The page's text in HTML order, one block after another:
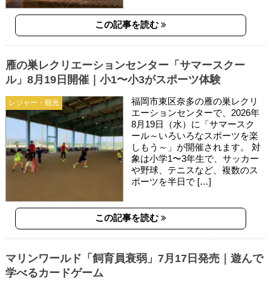
この記事を読む
レジャー・観光
雁の巣レクリエーションセンター「サマースクー
ル」8月19日開催｜小1〜小3がスポーツ体験
福岡市東区奈多の雁の巣レクリ
エーションセンターで、2026年
8月19日（水）に「サマースク
ール～いろいろなスポーツを楽
しもう～」が開催されます。 対
象は小学1〜3年生で、サッカー
や野球、テニスなど、複数のス
ポーツを半日で […]
この記事を読む
マリンワールド「飼育員衰弱」7月17日発売｜遊んで
学べるカードゲーム